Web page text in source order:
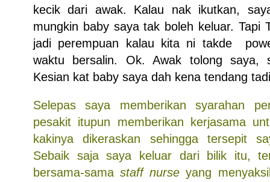
kecik dari awak. Kalau nak ikutkan,
mungkin baby saya tak boleh keluar. Tapi
jadi perempuan kalau kita ni takde
waktu bersalin. Ok. Awak tolong saya,
Kesian kat baby saya dah kena tendang
Selepas saya memberikan syarahan
pesakit itupun memberikan kerjasama
kakinya dikeraskan sehingga tersepit
Sebaik saja saya keluar dari bilik itu,
bersama-samastaff nurse yang